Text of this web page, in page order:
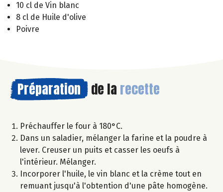
10 cl de Vin blanc
8 cl de Huile d'olive
Poivre
Préparation de la recette
Préchauffer le four à 180°C.
Dans un saladier, mélanger la farine et la poudre à
lever. Creuser un puits et casser les oeufs à
l'intérieur. Mélanger.
Incorporer l'huile, le vin blanc et la crème tout en
remuant jusqu'à l'obtention d'une pâte homogène.